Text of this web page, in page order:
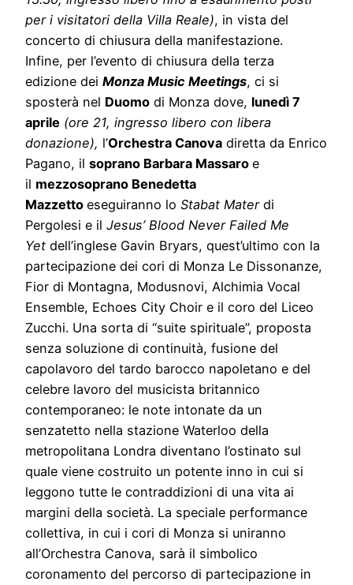
per i visitatori della Villa Reale), in vista del
concerto di chiusura della manifestazione.
Infine, per l’evento di chiusura della terza
edizione dei Monza Music Meetings, ci si
sposterà nel Duomo di Monza dove, lunedì 7
aprile (ore 21, ingresso libero con libera
donazione), l’Orchestra Canova diretta da Enrico
Pagano, il soprano Barbara Massaro e
il mezzosoprano Benedetta
Mazzetto eseguiranno lo Stabat Mater di
Pergolesi e il Jesus’ Blood Never Failed Me
Yet dell’inglese Gavin Bryars, quest’ultimo con la
partecipazione dei cori di Monza Le Dissonanze,
Fior di Montagna, Modusnovi, Alchimia Vocal
Ensemble, Echoes City Choir e il coro del Liceo
Zucchi. Una sorta di “suite spirituale”, proposta
senza soluzione di continuità, fusione del
capolavoro del tardo barocco napoletano e del
celebre lavoro del musicista britannico
contemporaneo: le note intonate da un
senzatetto nella stazione Waterloo della
metropolitana Londra diventano l’ostinato sul
quale viene costruito un potente inno in cui si
leggono tutte le contraddizioni di una vita ai
margini della società. La speciale performance
collettiva, in cui i cori di Monza si uniranno
all’Orchestra Canova, sarà il simbolico
coronamento del percorso di partecipazione in